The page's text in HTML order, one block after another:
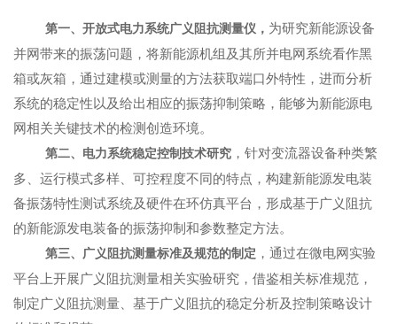
第一、开放式电力系统广义阻抗测量仪， 为研究新能源设备
并网带来的振荡问题，将新能源机组及其所并电网系统看作黑
箱或灰箱，通过建模或测量的方法获取端口外特性，进而分析
系统的稳定性以及给出相应的振荡抑制策略，能够为新能源电
网相关关键技术的检测创造环境。
第二、电力系统稳定控制技术研究 ，针对变流器设备种类繁
多、运行模式多样、可控程度不同的特点，构建新能源发电装
备振荡特性测试系统及硬件在环仿真平台，形成基于广义阻抗
的新能源发电装备的振荡抑制和参数整定方法。
第三、广义阻抗测量标准及规范的制定 ，通过在微电网实验
平台上开展广义阻抗测量相关实验研究，借鉴相关标准规范，
制定广义阻抗测量、基于广义阻抗的稳定分析及控制策略设计